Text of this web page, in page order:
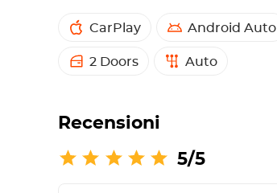
CarPlay Android Auto
2 Doors Auto
Recensioni
5/5